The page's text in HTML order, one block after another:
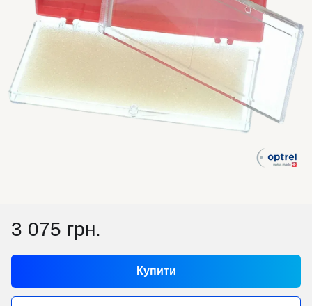
3 075 грн.
Купити